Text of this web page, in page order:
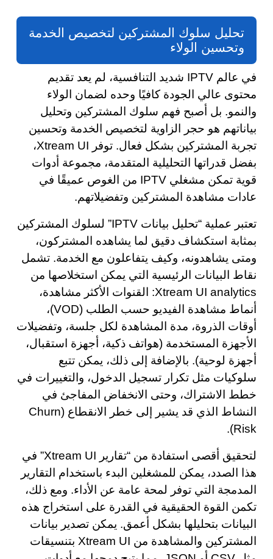
تحليل سلوك المشتركين لتخصيص الخدمة
وتحسين الولاء
في عالم IPTV شديد التنافسية، لم يعد تقديم
محتوى عالي الجودة كافيًا وحده لضمان الولاء
والنمو. بل أصبح فهم سلوك المشتركين وتحليل
بياناتهم هو حجر الزاوية لتخصيص الخدمة وتحسين
تجربة المشتركين بشكل فعال. توفر Xtream UI،
بفضل قدراتها التحليلية المتقدمة، مجموعة أدوات
قوية تمكن مشغلي IPTV من الغوص عميقًا في
عادات مشاهدة المشتركين وتفضيلاتهم.
تعتبر عملية “تحليل بيانات IPTV” لسلوك المشتركين
بمثابة استكشاف دقيق لما يشاهده المشتركون،
ومتى يشاهدونه، وكيف يتفاعلون مع الخدمة. تشمل
نقاط البيانات الرئيسية التي يمكن استخلاصها من
Xtream UI analytics: القنوات الأكثر مشاهدة،
أنماط مشاهدة الفيديو حسب الطلب (VOD)،
أوقات الذروة، مدة المشاهدة لكل جلسة، وتفضيلات
الأجهزة المستخدمة (هواتف ذكية، أجهزة استقبال،
أجهزة لوحية). بالإضافة إلى ذلك، يمكن تتبع
سلوكيات مثل تكرار تسجيل الدخول، والتغييرات في
خطط الاشتراك، وحتى الانخفاض المفاجئ في
النشاط الذي قد يشير إلى خطر الانقطاع (Churn
Risk).
لتحقيق أقصى استفادة من “تقارير Xtream UI” في
هذا الصدد، يمكن للمشغلين البدء باستخدام التقارير
المدمجة التي توفر لمحة عامة عن الأداء. ومع ذلك،
تكمن القوة الحقيقية في القدرة على استخراج هذه
البيانات بتحليلها بشكل أعمق. يمكن تصدير بيانات
المشتركين والمشاهدة من Xtream UI بتنسيقات